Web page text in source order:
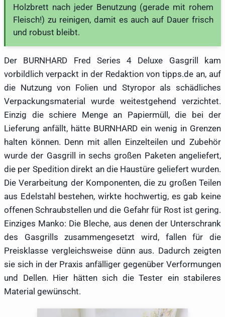
Holzbrett nach jeder Benutzung (gerade mit rohem
Fleisch!) zu reinigen, damit es auch auf Dauer frisch
und robust bleibt.
Der BURNHARD Fred Series 4 Deluxe Gasgrill kam
vorbildlich verpackt in der Redaktion von tipps.de an, auf
die Nutzung von Folien und Styropor als schädliches
Verpackungsmaterial wurde weitestgehend verzichtet.
Einzig die schiere Menge an Papiermüll, die bei der
Lieferung anfällt, hätte BURNHARD ein wenig in Grenzen
halten können. Denn mit allen Einzelteilen und Zubehör
wurde der Gasgrill in sechs großen Paketen angeliefert,
die per Spedition direkt an die Haustüre geliefert wurden.
Die Verarbeitung der Komponenten, die zu großen Teilen
aus Edelstahl bestehen, wirkte hochwertig, es gab keine
offenen Schraubstellen und die Gefahr für Rost ist gering.
Einziges Manko: Die Bleche, aus denen der Unterschrank
des Gasgrills zusammengesetzt wird, fallen für die
Preisklasse vergleichsweise dünn aus. Dadurch zeigten
sie sich in der Praxis anfälliger gegenüber Verformungen
und Dellen. Hier hätten sich die Tester ein stabileres
Material gewünscht.